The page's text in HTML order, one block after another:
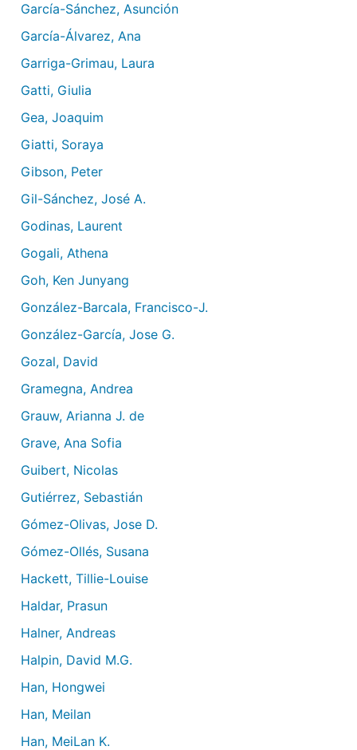
García-Sánchez, Asunción
García-Álvarez, Ana
Garriga-Grimau, Laura
Gatti, Giulia
Gea, Joaquim
Giatti, Soraya
Gibson, Peter
Gil-Sánchez, José A.
Godinas, Laurent
Gogali, Athena
Goh, Ken Junyang
González-Barcala, Francisco-J.
González-García, Jose G.
Gozal, David
Gramegna, Andrea
Grauw, Arianna J. de
Grave, Ana Sofia
Guibert, Nicolas
Gutiérrez, Sebastián
Gómez-Olivas, Jose D.
Gómez-Ollés, Susana
Hackett, Tillie-Louise
Haldar, Prasun
Halner, Andreas
Halpin, David M.G.
Han, Hongwei
Han, Meilan
Han, MeiLan K.